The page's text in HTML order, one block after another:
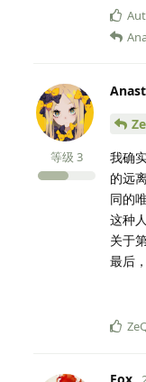
等级 3
我确
的远
同的
这种
关于
最后